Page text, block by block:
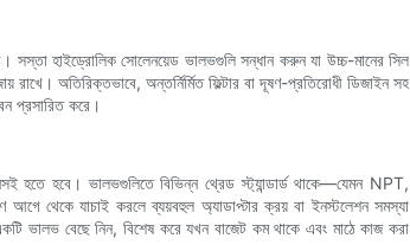
সস্তা হাইড্রোলিক সোলেনয়েড ভালভগুলি সন্ধান করুন যা উচ্চ-মানের সিল
অতিরিক্তভাবে, অন্তর্নির্মিত ফিল্টার বা দূষণ-প্রতিরোধী ডিজাইন সহ
প্রসারিত করে।
হতে হবে। ভালভগুলিতে বিভিন্ন থ্রেড স্ট্যান্ডার্ড থাকে—যেমন NPT,
থেকে যাচাই করলে ব্যয়বহুল অ্যাডাপ্টার ক্রয় বা ইনস্টলেশন সমস্যা
ভালভ বেছে নিন, বিশেষ করে যখন বাজেট কম থাকে এবং মাঠে কাজ করা